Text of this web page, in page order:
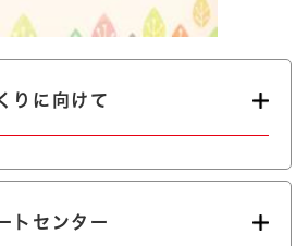
りに向けて
トセンター